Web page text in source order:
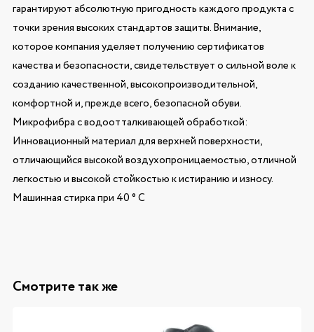
гарантируют абсолютную пригодность каждого продукта с
точки зрения высоких стандартов защиты. Внимание,
которое компания уделяет получению сертификатов
качества и безопасности, свидетельствует о сильной воле к
созданию качественной, высокопроизводительной,
комфортной и, прежде всего, безопасной обуви.
Микрофибра с водоотталкивающей обработкой:
Инновационный материал для верхней поверхности,
отличающийся высокой воздухопроницаемостью, отличной
легкостью и высокой стойкостью к истиранию и износу.
Машинная стирка при 40 ° С
Смотрите так же